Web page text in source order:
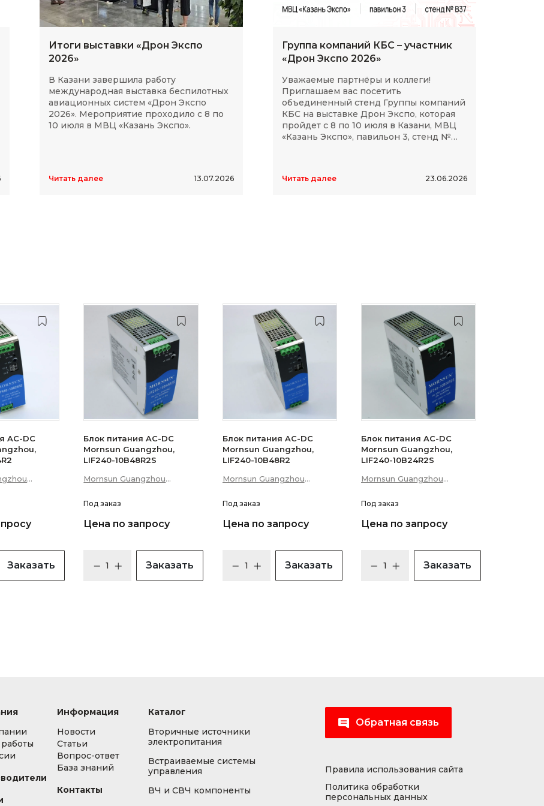
Итоги выставки «Дрон Экспо
2026»
В Казани завершила работу
международная выставка беспилотных
авиационных систем «Дрон Экспо
2026». Мероприятие проходило с 8 по
10 июля в МВЦ «Казань Экспо».
Читать далее 13.07.2026
Группа компаний КБС – участник
«Дрон Экспо 2026»
Уважаемые партнёры и коллеги!
Приглашаем вас посетить
объединенный стенд Группы компаний
КБС на выставке Дрон Экспо, которая
пройдет с 8 по 10 июля в Казани, МВЦ
«Казань Экспо», павильон 3, стенд №
Читать далее 23.06.2026
AC-DC
Заказать
Блок питания AC-DC
Mornsun Guangzhou,
LIF240-10B48R2S
Mornsun Guangzhou
Co., Ltd
Под заказ
Цена по запросу
Заказать
Блок питания AC-DC
Mornsun Guangzhou,
LIF240-10B48R2
Mornsun Guangzhou
Co., Ltd
Под заказ
Цена по запросу
Заказать
Блок питания AC-DC
Mornsun Guangzhou,
LIF240-10B24R2S
Mornsun Guangzhou
Co., Ltd
Под заказ
Цена по запросу
Заказать
Информация
Новости
Статьи
Вопрос-ответ
База знаний
Контакты
Каталог
Вторичные источники
электропитания
Встраиваемые системы
управления
ВЧ и СВЧ компоненты
Обратная связь
Правила использования сайта
Политика обработки
персональных данных